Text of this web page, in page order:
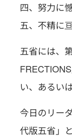
四、努力に
五、不精に
五省には、
い、あるい
今日のリー
代版五省」